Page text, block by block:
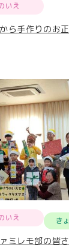
いえ
ら手作りのお
いえ き
ミレモ部の皆